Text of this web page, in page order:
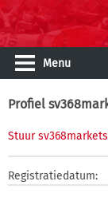
Menu
Profiel
Stuur
Registratiedatum: